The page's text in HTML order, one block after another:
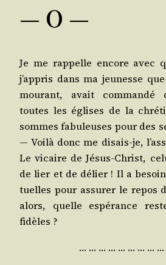
― O ―
Je me rap­pelle encore avec
j’ap­pris dans ma jeu­nesse
mou­rant, avait com­man­dé
toutes les églises de la
sommes fabu­leuses pour des
— Voi­là donc me disais-je,
Le vicaire de Jésus-Christ,
de lier et de délier ! Il a
tuelles pour assu­rer le repos
alors, quelle espé­rance
fidèles ?
… … … … … … … …